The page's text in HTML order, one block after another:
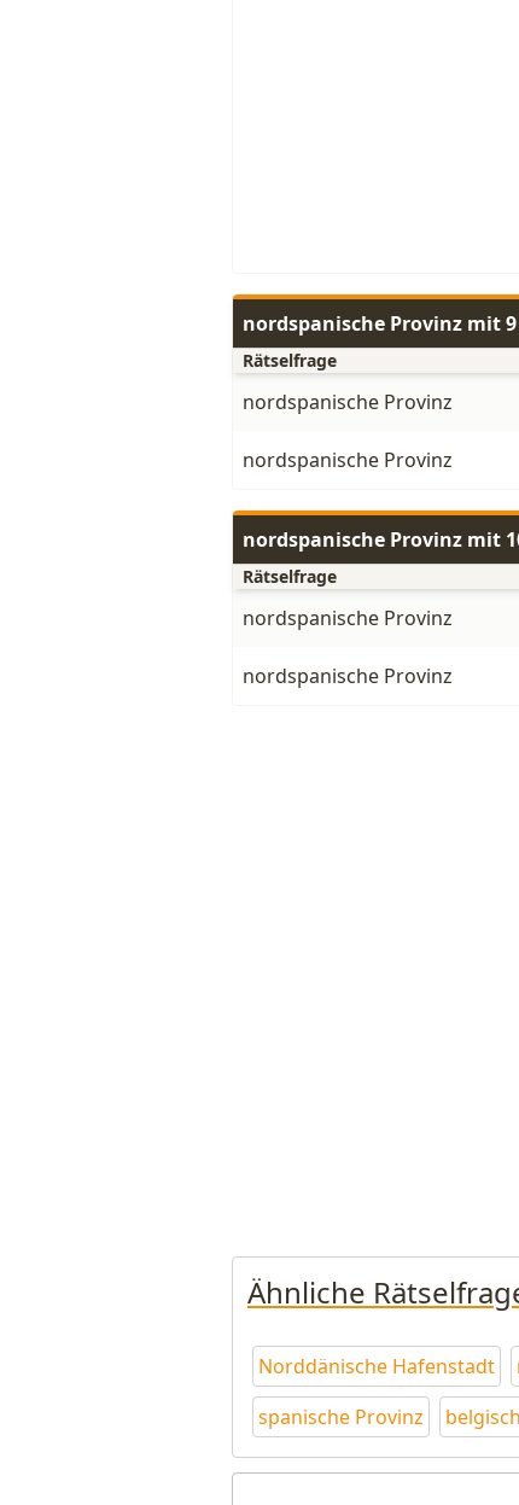
nordspanische Provinz mit
Rätselfrage
nordspanische Provinz
nordspanische Provinz
nordspanische Provinz mit
Rätselfrage
nordspanische Provinz
nordspanische Provinz
Ähnliche
Norddänische Hafenstadt
spanische Provinz